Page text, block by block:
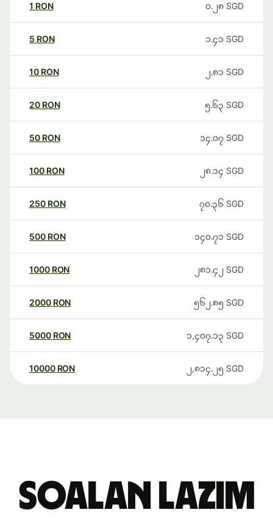
1 RON ၀.၂၈ SGD
5 RON ၁.၄၁ SGD
10 RON ၂.၈၁ SGD
20 RON ၅.၆၃ SGD
50 RON ၁၄.၀၇ SGD
100 RON ၂၈.၁၄ SGD
250 RON ၇၀.၃၆ SGD
500 RON ၁၄၀.၇၁ SGD
1000 RON ၂၈၁.၄၂ SGD
2000 RON ၅၆၂.၈၅ SGD
5000 RON ၁,၄၀၇.၁၃ SGD
10000 RON ၂,၈၁၄.၂၅ SGD
Soalan Lazim